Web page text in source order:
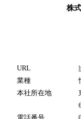
株
URL
業種
本社所在地